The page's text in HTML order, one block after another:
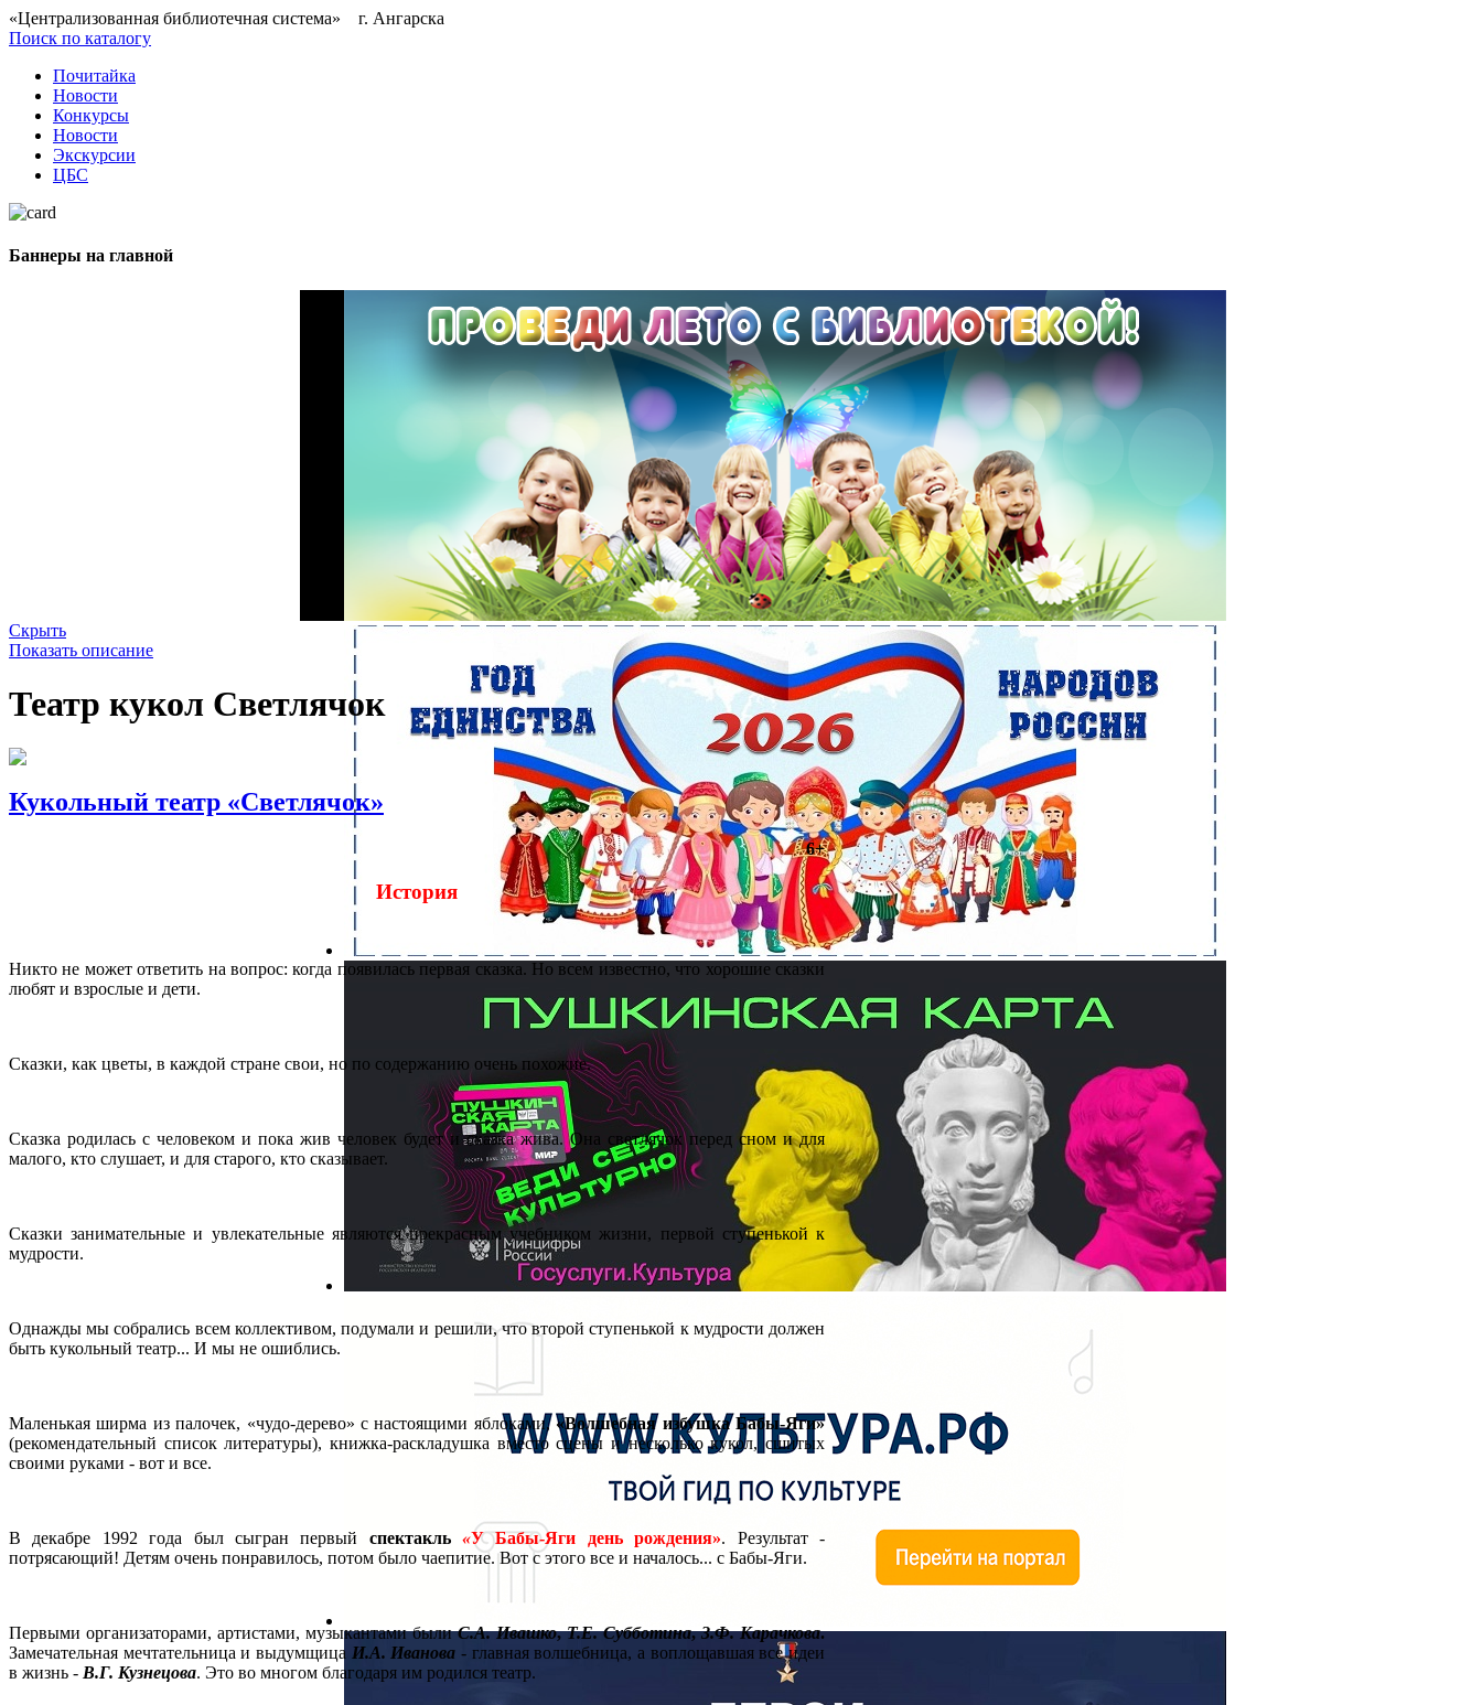
«Централизованная библиотечная система» г. Ангарска
Поиск по каталогу
Почитайка
Новости
Конкурсы
Новости
Экскурсии
ЦБС
Баннеры на главной
Скрыть
Показать описание
Театр кукол Светлячок
Кукольный театр «Светлячок»
6+
История
Никто не может ответить на вопрос: когда появилась первая сказка. Но всем известно, что хорошие сказки
любят и взрослые и дети.
Сказки, как цветы, в каждой стране свои, но по содержанию очень похожие.
Сказка родилась с человеком и пока жив человек будет и сказка жива. Она светлячок перед сном и для
малого, кто слушает, и для старого, кто сказывает.
Сказки занимательные и увлекательные являются прекрасным учебником жизни, первой ступенькой к
мудрости.
Однажды мы собрались всем коллективом, подумали и решили, что второй ступенькой к мудрости должен
быть кукольный театр... И мы не ошиблись.
Маленькая ширма из палочек, «чудо-дерево» с настоящими яблоками,«Волшебная избушка Бабы-Яги»
(рекомендательный список литературы), книжка-раскладушка вместо сцены и несколько кукол, сшитых
своими руками - вот и все.
В декабре 1992 года был сыгран первый спектакль«У Бабы-Яги день рождения». Результат -
потрясающий! Детям очень понравилось, потом было чаепитие. Вот с этого все и началось... с Бабы-Яги.
Первыми организаторами, артистами, музыкантами былиС.А. Ивашко,Т.Е. Субботина,З.Ф. Карачкова.
Замечательная мечтательница и выдумщица И.А. Иванова - главная волшебница, а воплощавшая все идеи
в жизнь - В.Г. Кузнецова. Это во многом благодаря им родился театр.